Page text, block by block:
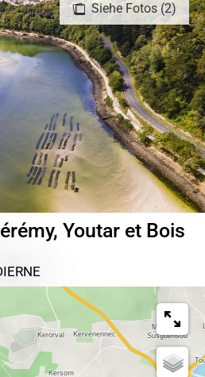
Siehe Fotos (2)
Youtar et Bois